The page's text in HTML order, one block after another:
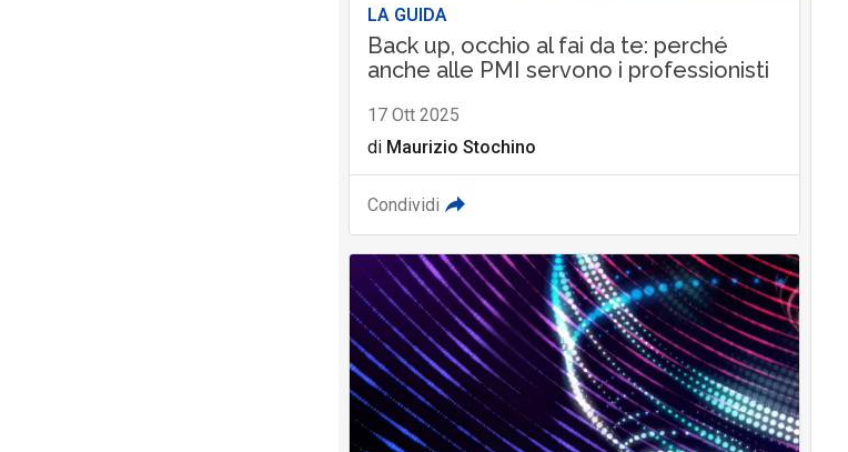
LA GUIDA
Back up, occhio al fai da te: perché
anche alle PMI servono i professionisti
17 Ott 2025
di Maurizio Stochino
Condividi